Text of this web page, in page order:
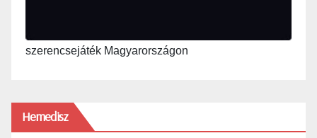
szerencsejáték Magyarországon
Hemedisz